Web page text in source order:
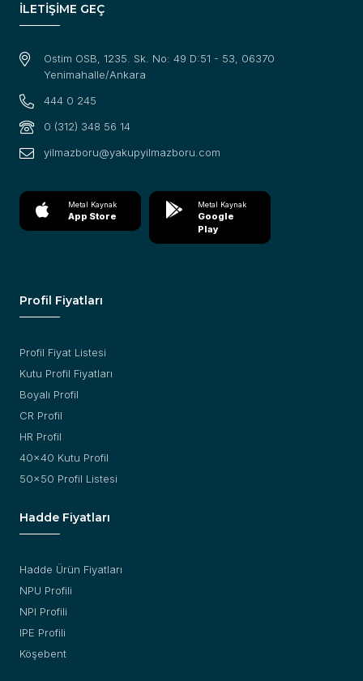
İLETİŞİME GEÇ
Ostim OSB, 1235. Sk. No: 49 D:51 - 53, 06370
Yenimahalle/Ankara
444 0 245
0 (312) 348 56 14
yilmazboru@yakupyilmazboru.com
Metal Kaynak
App Store
Metal Kaynak
Google
Play
Profil Fiyatları
Profil Fiyat Listesi
Kutu Profil Fiyatları
Boyalı Profil
CR Profil
HR Profil
40x40 Kutu Profil
50x50 Profil Listesi
Hadde Fiyatları
Hadde Ürün Fiyatları
NPU Profili
NPI Profili
IPE Profili
Köşebent